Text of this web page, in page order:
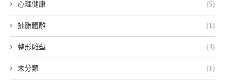
心理健康 (5)
抽脂體雕 (1)
整形雕塑 (4)
未分類 (1)